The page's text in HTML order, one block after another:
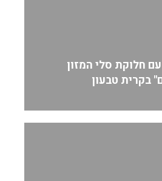
חלוקת סלי המזון
בקרית טבעון